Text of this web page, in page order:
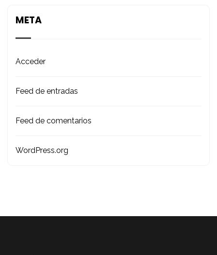
META
Acceder
Feed de entradas
Feed de comentarios
WordPress.org